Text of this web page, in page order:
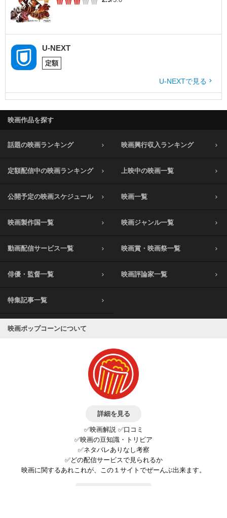
U-NEXT
定額
U-NEXTで見る
映画作品を探す
話題の映画ランキング 映画興行収入ランキング
定額配信中の映画ランキング 上映中の映画一覧
公開予定の映画スケジュール 映画一覧
映画製作国一覧 映画ジャンル一覧
動画配信サービス一覧 映画賞・映画祭一覧
俳優・監督一覧 映画評論家一覧
特集記事一覧
映画ポップコーンについて
詳細を見る
✅映画解説 ✅口コミ
✅映画の豆知識・トリビア
✅ネタバレありなし考察
✅どの配信サービスで見られるか
映画に関するあれこれが、この１サイトでぜーんぶ出来ます。